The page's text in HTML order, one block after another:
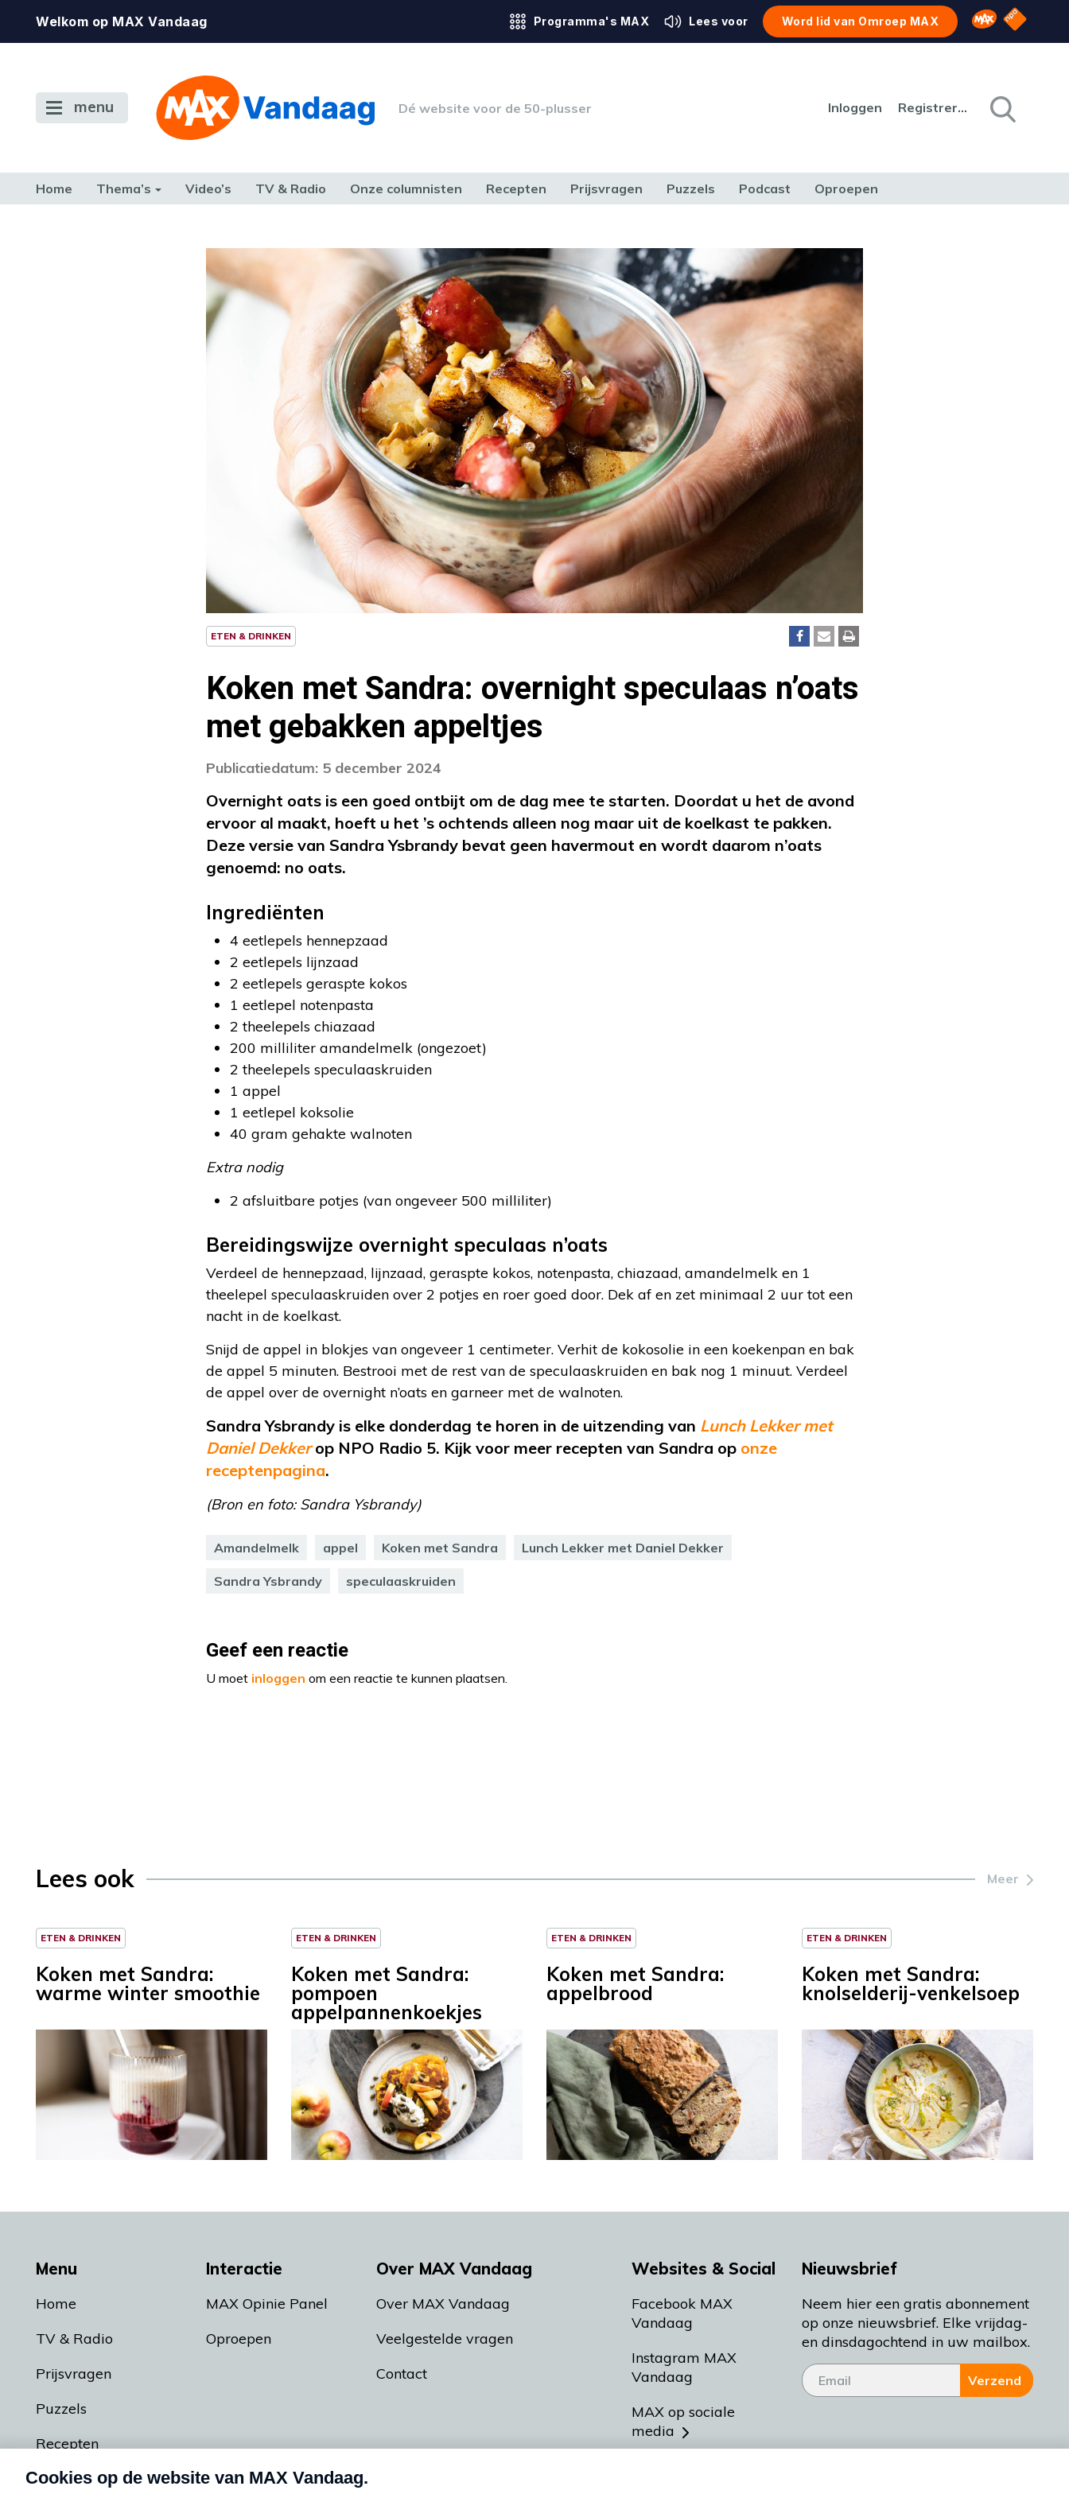
Welkom op MAX Vandaag Programma's MAX Lees voor Word lid van Omroep MAX Omroep MAX
NPO
menu Dé website voor de 50-plusser Inloggen Registreren
Home Thema’s Video’s TV & Radio Onze columnisten Recepten Prijsvragen Puzzels Podcast Oproepen
ETEN & DRINKEN
Koken met Sandra: overnight speculaas n’oats
met gebakken appeltjes
Publicatiedatum: 5 december 2024
Overnight oats is een goed ontbijt om de dag mee te starten. Doordat u het de avond
ervoor al maakt, hoeft u het ’s ochtends alleen nog maar uit de koelkast te pakken.
Deze versie van Sandra Ysbrandy bevat geen havermout en wordt daarom n’oats
genoemd: no oats.
Ingrediënten
4 eetlepels hennepzaad
2 eetlepels lijnzaad
2 eetlepels geraspte kokos
1 eetlepel notenpasta
2 theelepels chiazaad
200 milliliter amandelmelk (ongezoet)
2 theelepels speculaaskruiden
1 appel
1 eetlepel koksolie
40 gram gehakte walnoten
Extra nodig
2 afsluitbare potjes (van ongeveer 500 milliliter)
Bereidingswijze overnight speculaas n’oats
Verdeel de hennepzaad, lijnzaad, geraspte kokos, notenpasta, chiazaad, amandelmelk en 1
theelepel speculaaskruiden over 2 potjes en roer goed door. Dek af en zet minimaal 2 uur tot een
nacht in de koelkast.
Snijd de appel in blokjes van ongeveer 1 centimeter. Verhit de kokosolie in een koekenpan en bak
de appel 5 minuten. Bestrooi met de rest van de speculaaskruiden en bak nog 1 minuut. Verdeel
de appel over de overnight n’oats en garneer met de walnoten.
Sandra Ysbrandy is elke donderdag te horen in de uitzending van Lunch Lekker met
Daniel Dekkerop NPO Radio 5. Kijk voor meer recepten van Sandra op onze
receptenpagina.
(Bron en foto: Sandra Ysbrandy)
Amandelmelk appel Koken met Sandra Lunch Lekker met Daniel Dekker
Sandra Ysbrandy speculaaskruiden
Geef een reactie
U moet inloggen om een reactie te kunnen plaatsen.
Lees ook Meer
ETEN & DRINKEN
Koken met Sandra:
warme winter smoothie
ETEN & DRINKEN
Koken met Sandra:
pompoen
appelpannenkoekjes
ETEN & DRINKEN
Koken met Sandra:
appelbrood
ETEN & DRINKEN
Koken met Sandra:
knolselderij-venkelsoep
Menu
Home
TV & Radio
Prijsvragen
Puzzels
Recepten
Podcasts
Interactie
MAX Opinie Panel
Oproepen
Over MAX Vandaag
Over MAX Vandaag
Veelgestelde vragen
Contact
Websites & Social
Facebook MAX
Vandaag
Instagram MAX
Vandaag
MAX op sociale
media
Nieuwsbrief
Neem hier een gratis abonnement
op onze nieuwsbrief. Elke vrijdag-
en dinsdagochtend in uw mailbox.
Verzend